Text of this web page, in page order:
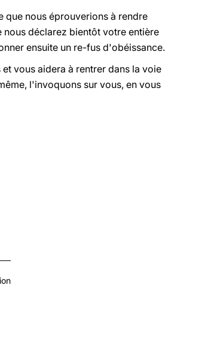
que nous éprouverions à rendre
nous déclarez bientôt votre entière
ensuite un re-fus d'obéissance.
vous aidera à rentrer dans la voie
l'invoquons sur vous, en vous